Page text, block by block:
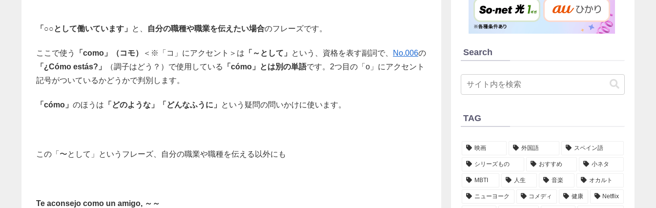
「○○として働いています」 と、 自分の職種や職業を伝えたい場合のフレーズです。
ここで使う 「como」（コモ） ＜※「コ」にアクセント＞は 「～として」 という、資格を表す副詞で、 No.006の
「¿Cómo estás?」
（調子はどう？）で使用している 「cómo」とは別の単語です。2つ目の「o」にアクセント
記号がついているかどうかで判別します。
「cómo」 のほうは 「どのような」「どんなふうに」 という疑問の問いかけに使います。
この「〜として」というフレーズ、自分の職業や職種を伝える以外にも
Te aconsejo como un amigo, ～～
Search
TAG
映画 外国語 スペイン語
シリーズもの おすすめ 小ネタ
MBTI 人生 音楽 オカルト
ニューヨーク コメディ 健康 Netflix